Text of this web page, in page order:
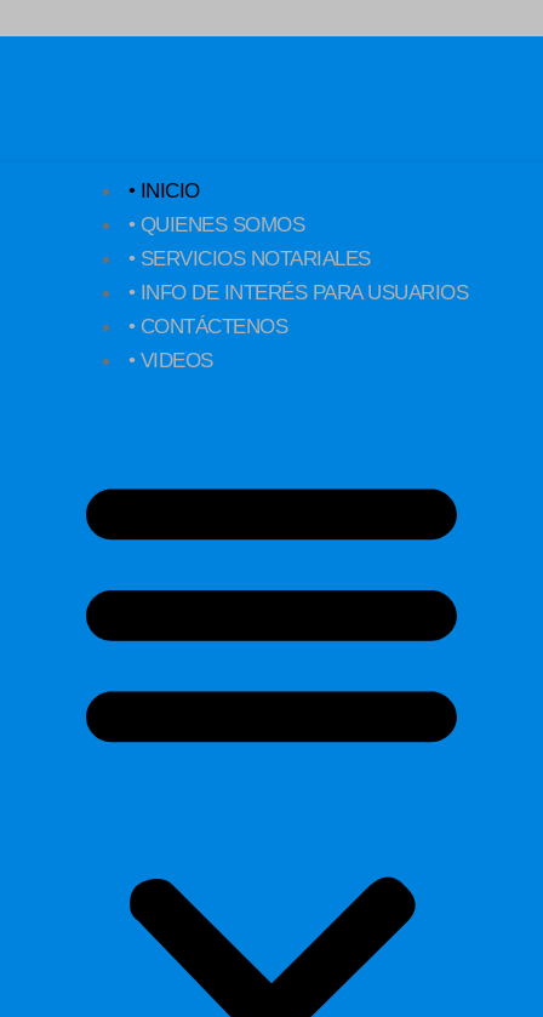
al
• INICIO
• QUIENES SOMOS
• SERVICIOS NOTARIALES
• INFO DE INTERÉS PARA USUARIOS
• CONTÁCTENOS
• VIDEOS